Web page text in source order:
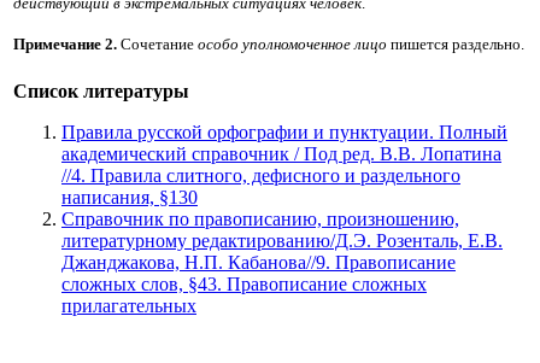
Примечание 2. Сочетание особо уполномоченное лицо пишется раздельно.
Список литературы
Правила русской орфографии и пунктуации. Полный
академический справочник / Под ред. В.В. Лопатина
//4. Правила слитного, дефисного и раздельного
написания, §130
Справочник по правописанию, произношению,
литературному редактированию/Д.Э. Розенталь, Е.В.
Джанджакова, Н.П. Кабанова//9. Правописание
сложных слов, §43. Правописание сложных
прилагательных